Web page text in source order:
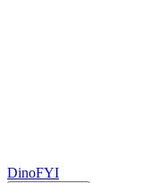
DinoFYI